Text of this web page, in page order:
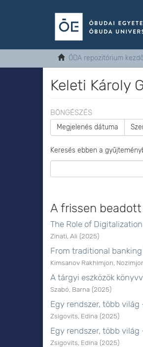
ÓDA repozitórium
Keleti Károly
BÖNGÉSZÉS
Megjelenés dátuma
Keresés ebben a
A frissen
The Role of
Zinati, Ali (2025)
From traditional
Kimsanov Rakhimjon,
A tárgyi eszközök
Szabó, Barna (2025)
Egy rendszer, több világ
Zsigovits, Edina (2025)
Egy rendszer, több világ
Zsigovits, Edina (2025)